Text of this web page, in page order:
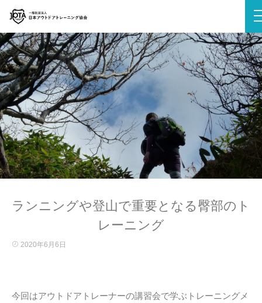
ランニングや登山で重要となる臀部のト
レーニング
2020年6月6日
今回はアウトドアトレーナーの講習会で学ぶトレーニングメ